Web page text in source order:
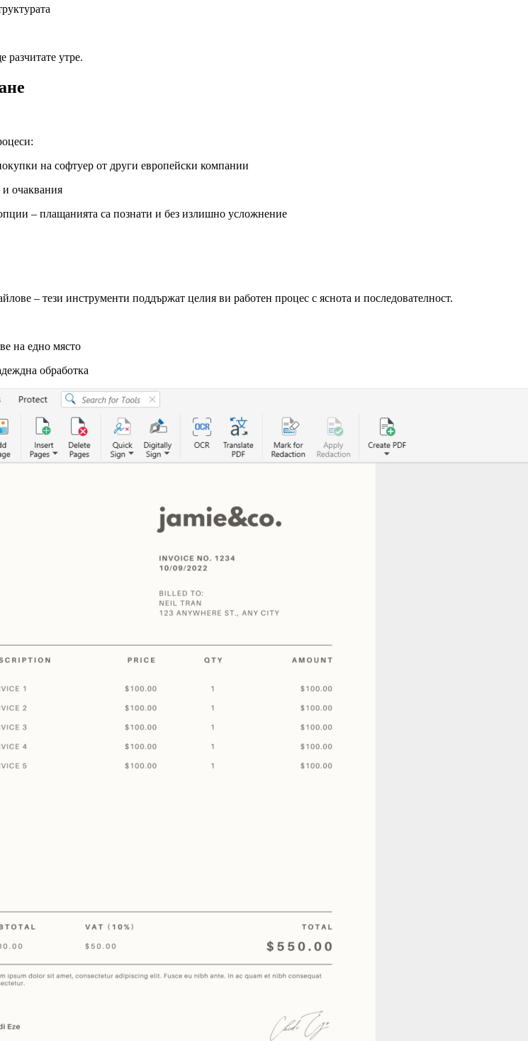
разчитате утре.
на софтуер от други европейски компании
и очаквания
– плащанията са познати и без излишно усложнение
– тези инструменти поддържат целия ви работен процес с яснота и последователност.
на едно място
обработка